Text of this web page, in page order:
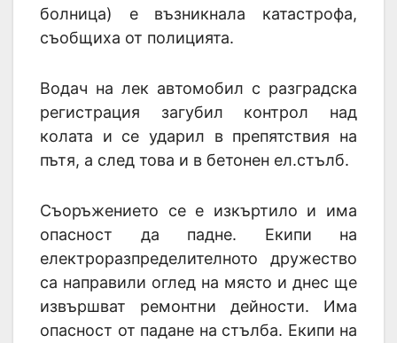
болница) е възникнала катастрофа,
съобщиха от полицията.
Водач на лек автомобил с разградска
регистрация загубил контрол над
колата и се ударил в препятствия на
пътя, а след това и в бетонен ел.стълб.
Съоръжението се е изкъртило и има
опасност да падне. Екипи на
електроразпределителното дружество
са направили оглед на място и днес ще
извършват ремонтни дейности. Има
опасност от падане на стълба. Екипи на